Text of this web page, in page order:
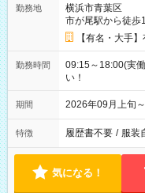
勤務地
横浜市青葉区
市が尾駅から徒歩
【有名・大手
勤務時間
09:15～18:00(実
い！
期間 2026年09月上旬
特徴 履歴書不要 / 服装
気になる！